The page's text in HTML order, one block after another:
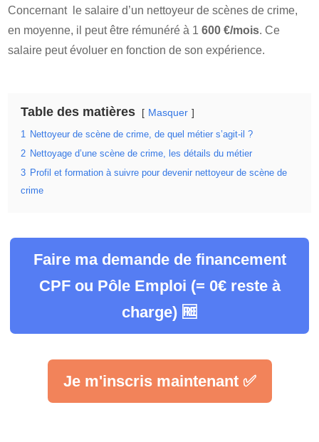
Concernant le salaire d’un nettoyeur de scènes de crime,
en moyenne, il peut être rémunéré à 1600 €/mois. Ce
salaire peut évoluer en fonction de son expérience.
Table des matières Masquer
1 Nettoyeur de scène de crime, de quel métier s’agit-il ?
2 Nettoyage d’une scène de crime, les détails du métier
3 Profil et formation à suivre pour devenir nettoyeur de scène de
crime
Faire ma demande de financement
CPF ou Pôle Emploi (= 0€ reste à
charge) 🆓
Je m'inscris maintenant ✅